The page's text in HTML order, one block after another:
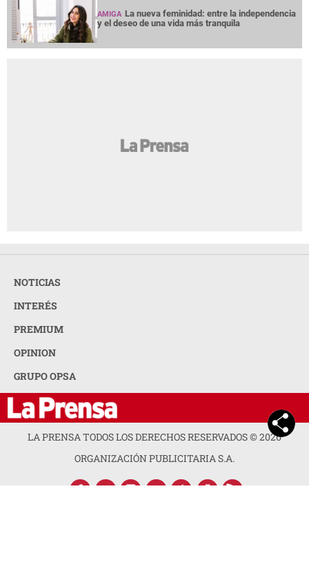
AMIGA La nueva feminidad: entre la independencia
y el deseo de una vida más tranquila
NOTICIAS
INTERÉS
PREMIUM
OPINION
GRUPO OPSA
LA PRENSA TODOS LOS DERECHOS RESERVADOS ©2026
ORGANIZACIÓN PUBLICITARIA S.A.